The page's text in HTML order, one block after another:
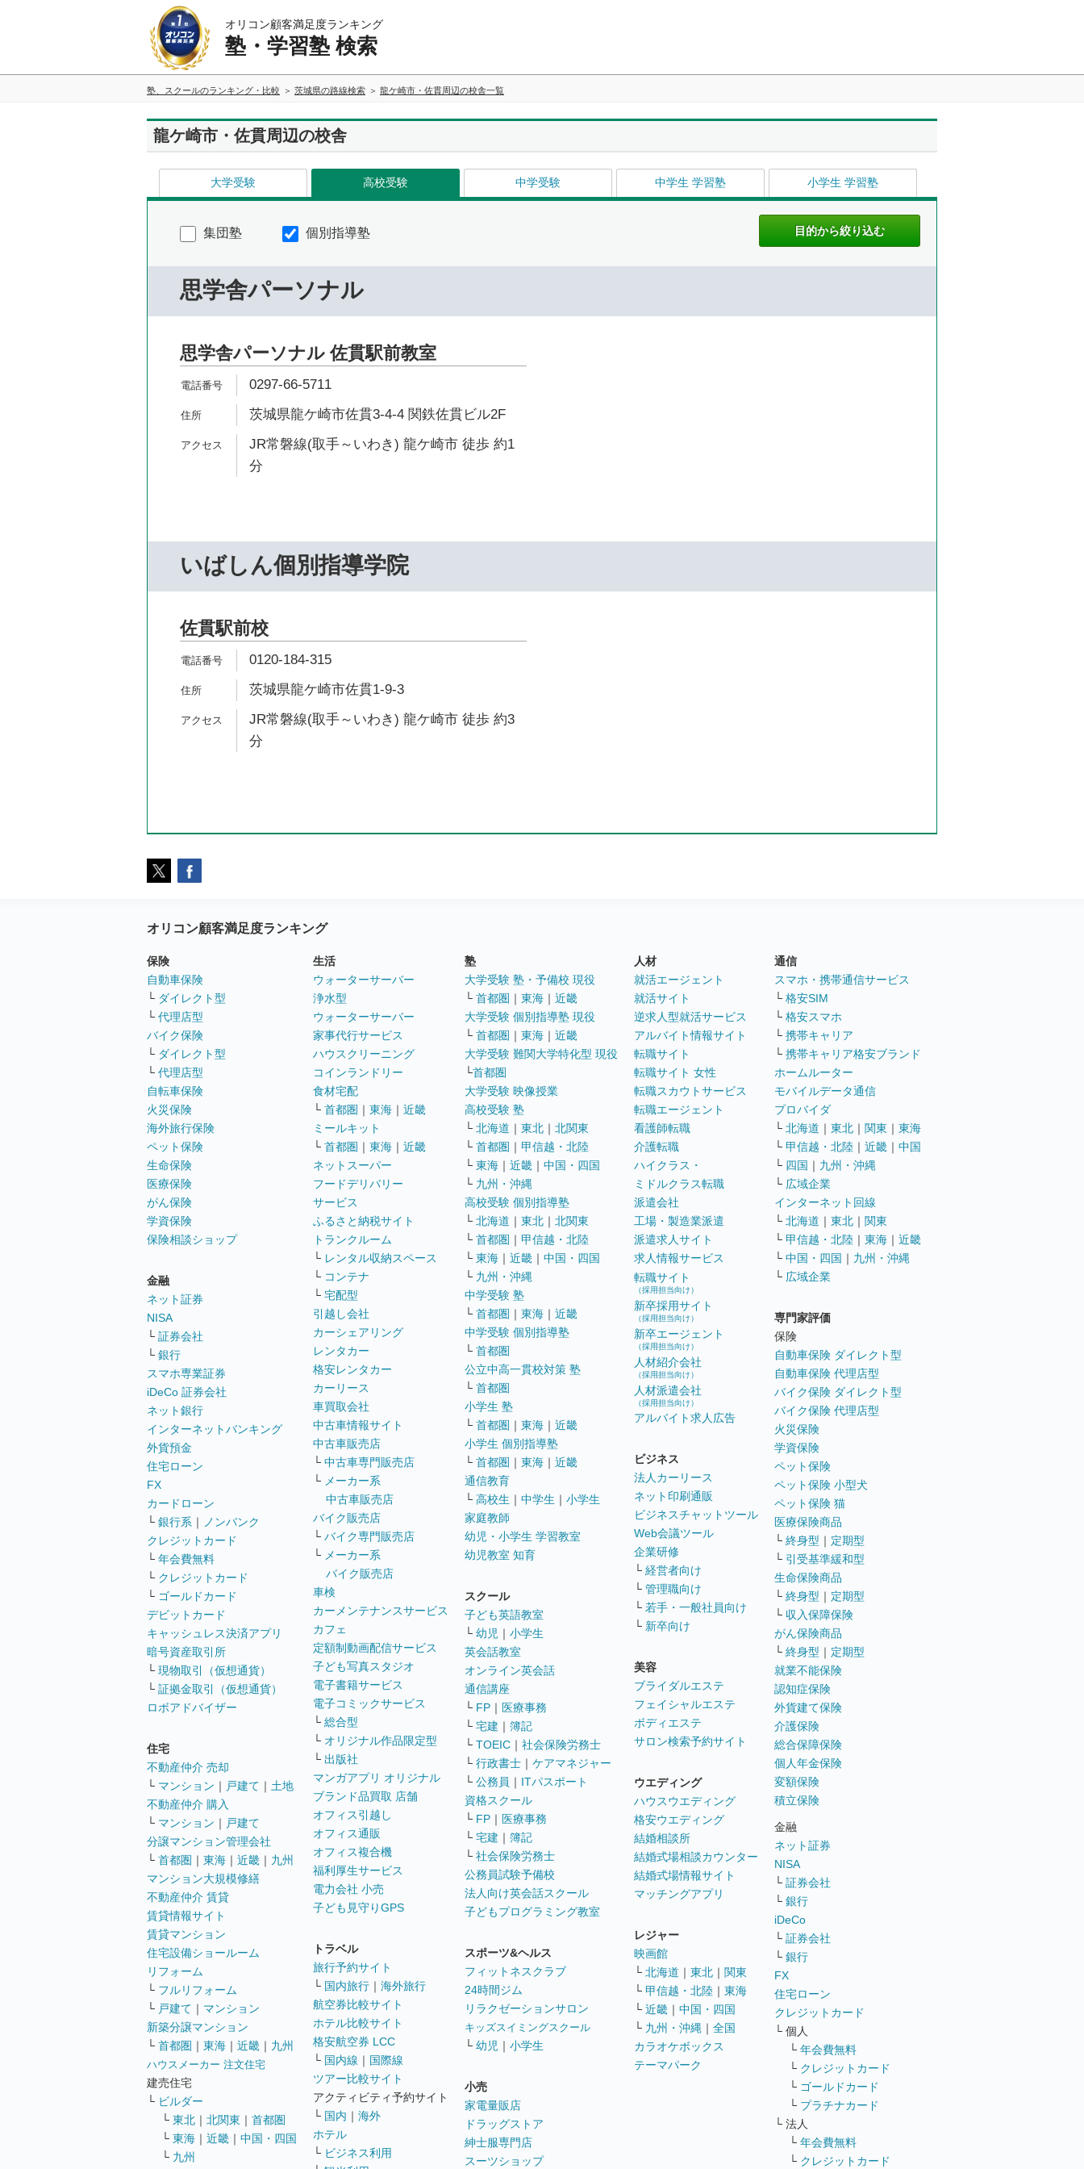
オリコン顧客満足度ランキング
塾・学習塾 検索
塾、スクールのランキング・比較 茨城県の路線検索 龍ケ崎市・佐貫周辺の校舎一覧
龍ケ崎市・佐貫周辺の校舎
大学受験 高校受験 中学受験 中学生 学習塾 小学生 学習塾
集団塾 個別指導塾
思学舎パーソナル
思学舎パーソナル 佐貫駅前教室
0297-66-5711
茨城県龍ケ崎市佐貫3-4-4 関鉄佐貫ビル2F
JR常磐線(取手～いわき) 龍ケ崎市 徒歩 約1
分
いばしん個別指導学院
佐貫駅前校
0120-184-315
茨城県龍ケ崎市佐貫1-9-3
JR常磐線(取手～いわき) 龍ケ崎市 徒歩 約3
分
オリコン顧客満足度ランキング
保険
自動車保険
└ ダイレクト型
└ 代理店型
バイク保険
└ ダイレクト型
└ 代理店型
自転車保険
火災保険
海外旅行保険
ペット保険
生命保険
医療保険
がん保険
学資保険
保険相談ショップ
金融
ネット証券
NISA
└ 証券会社
└ 銀行
スマホ専業証券
iDeCo 証券会社
ネット銀行
インターネットバンキング
外貨預金
住宅ローン
FX
カードローン
└ 銀行系 ｜
ノンバンク
クレジットカード
└ 年会費無料
└ クレジットカード
└ ゴールドカード
デビットカード
キャッシュレス決済アプリ
暗号資産取引所
└ 現物取引（仮想通貨）
└ 証拠金取引（仮想通貨）
ロボアドバイザー
住宅
不動産仲介 売却
└ マンション ｜ 戸建て ｜ 土地
不動産仲介 購入
└ マンション ｜ 戸建て
分譲マンション管理会社
└ 首都圏 ｜ 東海 ｜ 近畿 ｜ 九州
マンション大規模修繕
不動産仲介 賃貸
賃貸情報サイト
賃貸マンション
住宅設備ショールーム
リフォーム
└ フルリフォーム
└ 戸建て ｜ マンション
新築分譲マンション
└ 首都圏 ｜ 東海 ｜ 近畿 ｜ 九州
ハウスメーカー 注文住宅
建売住宅
└ ビルダー
└ 東北 ｜ 北関東 ｜ 首都圏
└ 東海 ｜ 近畿 ｜ 中国・四国
└ 九州
生活
ウォーターサーバー
浄水型
ウォーターサーバー
家事代行サービス
ハウスクリーニング
コインランドリー
食材宅配
└ 首都圏 ｜ 東海 ｜ 近畿
ミールキット
└ 首都圏 ｜ 東海 ｜ 近畿
ネットスーパー
フードデリバリー
サービス
ふるさと納税サイト
トランクルーム
└ レンタル収納スペース
└ コンテナ
└ 宅配型
引越し会社
カーシェアリング
レンタカー
格安レンタカー
カーリース
車買取会社
中古車情報サイト
中古車販売店
└ 中古車専門販売店
└ メーカー系
中古車販売店
バイク販売店
└ バイク専門販売店
└ メーカー系
バイク販売店
車検
カーメンテナンスサービス
カフェ
定額制動画配信サービス
子ども写真スタジオ
電子書籍サービス
電子コミックサービス
└ 総合型
└ オリジナル作品限定型
└ 出版社
マンガアプリ オリジナル
ブランド品買取 店舗
オフィス引越し
オフィス通販
オフィス複合機
福利厚生サービス
電力会社 小売
子ども見守りGPS
トラベル
旅行予約サイト
└ 国内旅行 ｜ 海外旅行
航空券比較サイト
ホテル比較サイト
格安航空券 LCC
└ 国内線 ｜ 国際線
ツアー比較サイト
アクティビティ予約サイト
└ 国内 ｜ 海外
ホテル
└ ビジネス利用
塾
大学受験 塾・予備校 現役
└ 首都圏 ｜ 東海 ｜ 近畿
大学受験 個別指導塾 現役
└ 首都圏 ｜ 東海 ｜ 近畿
大学受験 難関大学特化型 現役
└首都圏
大学受験 映像授業
高校受験 塾
└ 北海道 ｜ 東北 ｜ 北関東
└ 首都圏 ｜ 甲信越・北陸
└ 東海 ｜ 近畿 ｜ 中国・四国
└ 九州・沖縄
高校受験 個別指導塾
└ 北海道 ｜ 東北 ｜ 北関東
└ 首都圏 ｜ 甲信越・北陸
└ 東海 ｜ 近畿 ｜ 中国・四国
└ 九州・沖縄
中学受験 塾
└ 首都圏 ｜ 東海 ｜ 近畿
中学受験 個別指導塾
└ 首都圏
公立中高一貫校対策 塾
└ 首都圏
小学生 塾
└ 首都圏 ｜ 東海 ｜ 近畿
小学生 個別指導塾
└ 首都圏 ｜ 東海 ｜ 近畿
通信教育
└ 高校生 ｜ 中学生 ｜ 小学生
家庭教師
幼児・小学生 学習教室
幼児教室 知育
スクール
子ども英語教室
└ 幼児 ｜ 小学生
英会話教室
オンライン英会話
通信講座
└ FP ｜ 医療事務
└ 宅建 ｜ 簿記
└ TOEIC ｜ 社会保険労務士
└ 行政書士 ｜ ケアマネジャー
└ 公務員 ｜ ITパスポート
資格スクール
└ FP ｜ 医療事務
└ 宅建 ｜ 簿記
└ 社会保険労務士
公務員試験予備校
法人向け英会話スクール
子どもプログラミング教室
スポーツ&ヘルス
フィットネスクラブ
24時間ジム
リラクゼーションサロン
キッズスイミングスクール
└ 幼児 ｜ 小学生
小売
家電量販店
ドラッグストア
紳士服専門店
スーツショップ
人材
就活エージェント
就活サイト
逆求人型就活サービス
アルバイト情報サイト
転職サイト
転職サイト 女性
転職スカウトサービス
転職エージェント
看護師転職
介護転職
ハイクラス・
ミドルクラス転職
派遣会社
工場・製造業派遣
派遣求人サイト
求人情報サービス
転職サイト
（採用担当向け）
新卒採用サイト
（採用担当向け）
新卒エージェント
（採用担当向け）
人材紹介会社
（採用担当向け）
人材派遣会社
（採用担当向け）
アルバイト求人広告
ビジネス
法人カーリース
ネット印刷通販
ビジネスチャットツール
Web会議ツール
企業研修
└ 経営者向け
└ 管理職向け
└ 若手・一般社員向け
└ 新卒向け
美容
ブライダルエステ
フェイシャルエステ
ボディエステ
サロン検索予約サイト
ウエディング
ハウスウエディング
格安ウエディング
結婚相談所
結婚式場相談カウンター
結婚式場情報サイト
マッチングアプリ
レジャー
映画館
└ 北海道 ｜ 東北 ｜ 関東
└ 甲信越・北陸 ｜ 東海
└ 近畿 ｜ 中国・四国
└ 九州・沖縄 ｜ 全国
カラオケボックス
テーマパーク
通信
スマホ・携帯通信サービス
└ 格安SIM
└ 格安スマホ
└ 携帯キャリア
└ 携帯キャリア格安ブランド
ホームルーター
モバイルデータ通信
プロバイダ
└ 北海道 ｜ 東北 ｜ 関東 ｜ 東海
└ 甲信越・北陸 ｜ 近畿 ｜ 中国
└ 四国 ｜ 九州・沖縄
└ 広域企業
インターネット回線
└ 北海道 ｜ 東北 ｜ 関東
└ 甲信越・北陸 ｜ 東海 ｜ 近畿
└ 中国・四国 ｜ 九州・沖縄
└ 広域企業
専門家評価
保険
自動車保険 ダイレクト型
自動車保険 代理店型
バイク保険 ダイレクト型
バイク保険 代理店型
火災保険
学資保険
ペット保険
ペット保険 小型犬
ペット保険 猫
医療保険商品
└ 終身型 ｜ 定期型
└ 引受基準緩和型
生命保険商品
└ 終身型 ｜ 定期型
└ 収入保障保険
がん保険商品
└ 終身型 ｜ 定期型
就業不能保険
認知症保険
外貨建て保険
介護保険
総合保障保険
個人年金保険
変額保険
積立保険
金融
ネット証券
NISA
└ 証券会社
└ 銀行
iDeCo
└ 証券会社
└ 銀行
FX
住宅ローン
クレジットカード
└ 個人
└ 年会費無料
└ クレジットカード
└ ゴールドカード
└ プラチナカード
└ 法人
└ 年会費無料
└ クレジットカード